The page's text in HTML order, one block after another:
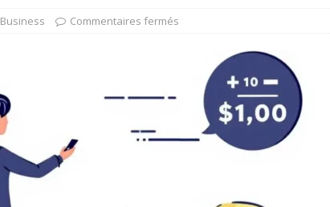
Business Commentaires fermés